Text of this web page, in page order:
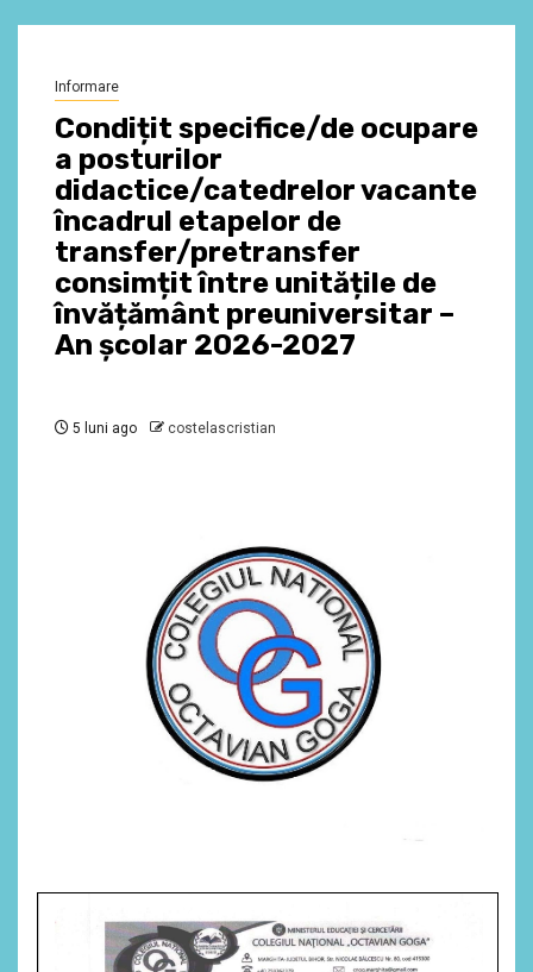
Informare
Condițit specifice/de ocupare
a posturilor
didactice/catedrelor vacante
încadrul etapelor de
transfer/pretransfer
consimțit între unitățile de
învățământ preuniversitar –
An şcolar 2026-2027
5 luni ago costelascristian